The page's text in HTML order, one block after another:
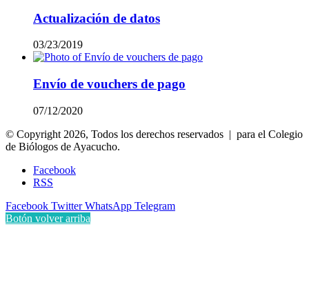
Actualización de datos
03/23/2019
Envío de vouchers de pago
07/12/2020
© Copyright 2026, Todos los derechos reservados | para el Colegio
de Biólogos de Ayacucho.
Facebook
RSS
Facebook Twitter WhatsApp Telegram
Botón volver arriba